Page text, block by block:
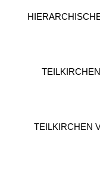
TEILKIRCHEN